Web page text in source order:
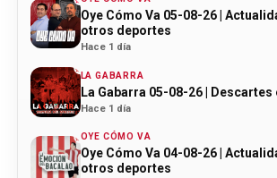
Oye Cómo Va 05-08-26 |
otros deportes
Hace 1 día
LA GABARRA
La Gabarra 05-08-26 | Descartes
Hace 1 día
OYE CÓMO VA
Oye Cómo Va 04-08-26 |
otros deportes